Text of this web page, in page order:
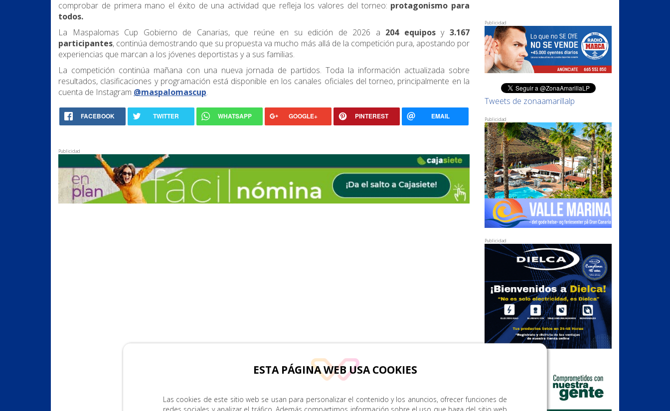
comprobar de primera mano el éxito de una actividad que refleja los valores del torneo: protagonismo para
todos.
La Maspalomas Cup Gobierno de Canarias, que reúne en su edición de 2026 a 204 equiposy3.167
participantes, continúa demostrando que su propuesta va mucho más allá de la competición pura, apostando por
experiencias que marcan a los jóvenes deportistas y a sus familias.
La competición continúa mañana con una nueva jornada de partidos. Toda la información actualizada sobre
resultados, clasificaciones y programación está disponible en los canales oficiales del torneo, principalmente en la
cuenta de Instagram @maspalomascup.
FACEBOOK TWITTER WHATSAPP GOOGLE+ PINTEREST EMAIL
Publicidad
Publicidad
Tweets de zonaamarillalp
Publicidad
Publicidad
ESTA PÁGINA WEB USA COOKIES
Las cookies de este sitio web se usan para personalizar el contenido y los anuncios, ofrecer funciones de